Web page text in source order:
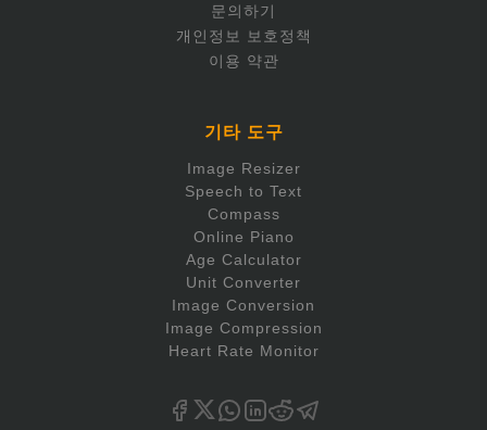
문의하기
개인정보 보호정책
이용 약관
기타 도구
Image Resizer
Speech to Text
Compass
Online Piano
Age Calculator
Unit Converter
Image Conversion
Image Compression
Heart Rate Monitor